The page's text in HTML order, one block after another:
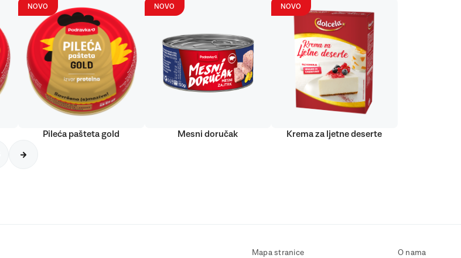
NOVO
Pileća pašteta gold
NOVO
Mesni doručak
NOVO
Krema za ljetne deserte
Mapa stranice O nama